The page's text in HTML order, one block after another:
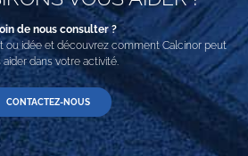
de nous consulter ?
ou idée et découvrez comment Calcinor peut
aider dans votre activité.
CONTACTEZ-NOUS